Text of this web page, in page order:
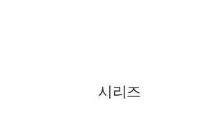
시리즈